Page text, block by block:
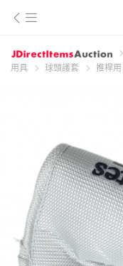
用具
球頭護套 推桿用